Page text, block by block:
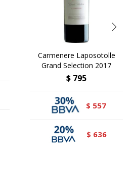
Carmenere Laposotolle
Grand Selection 2017
$ 795
$ 557
$ 636